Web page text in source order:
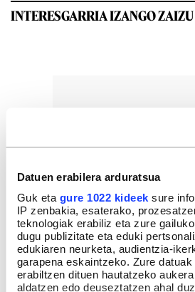
Datuen erabilera arduratsua
Guk eta gure 1022 kideek sure
IP zenbakia, esaterako,
teknologiak erabiliz eta zure
dugu publizitate eta eduki
edukiaren neurketa, audientzia-
garapena eskaintzeko. Zure
erabiltzen dituen hautatzeko
aldatzen edo deuseztatzen ahal
INTERESGARRIA IZANGO ZAIZU